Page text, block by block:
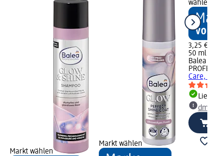
Markt wählen
Markt wählen
wählen
3,25 €
50 ml
Balea
Care,
dm